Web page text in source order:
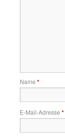
Name *
E-Mail-Adresse *